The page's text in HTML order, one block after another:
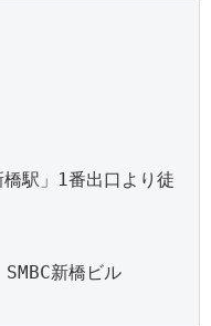
橋駅」1番出口より徒
新橋ビル